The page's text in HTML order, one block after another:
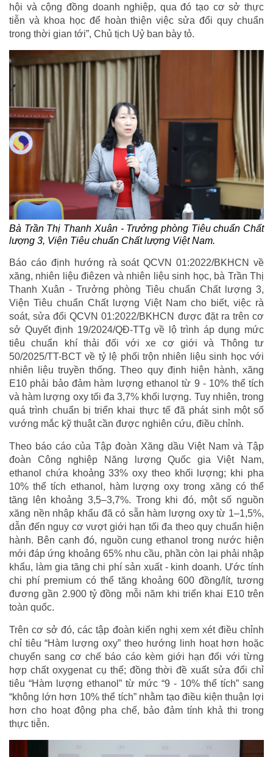
hội và cộng đồng doanh nghiệp, qua đó tạo cơ sở thực
tiễn và khoa học để hoàn thiện việc sửa đổi quy chuẩn
trong thời gian tới”, Chủ tịch Uỷ ban bày tỏ.
Bà Trần Thị Thanh Xuân - Trưởng phòng Tiêu chuẩn Chất
lượng 3, Viện Tiêu chuẩn Chất lượng Việt Nam.
Báo cáo định hướng rà soát QCVN 01:2022/BKHCN về
xăng, nhiên liệu điêzen và nhiên liệu sinh học, bà Trần Thị
Thanh Xuân - Trưởng phòng Tiêu chuẩn Chất lượng 3,
Viện Tiêu chuẩn Chất lượng Việt Nam cho biết, việc rà
soát, sửa đổi QCVN 01:2022/BKHCN được đặt ra trên cơ
sở Quyết định 19/2024/QĐ-TTg về lộ trình áp dụng mức
tiêu chuẩn khí thải đối với xe cơ giới và Thông tư
50/2025/TT-BCT về tỷ lệ phối trộn nhiên liệu sinh học với
nhiên liệu truyền thống. Theo quy định hiện hành, xăng
E10 phải bảo đảm hàm lượng ethanol từ 9 - 10% thể tích
và hàm lượng oxy tối đa 3,7% khối lượng. Tuy nhiên, trong
quá trình chuẩn bị triển khai thực tế đã phát sinh một số
vướng mắc kỹ thuật cần được nghiên cứu, điều chỉnh.
Theo báo cáo của Tập đoàn Xăng dầu Việt Nam và Tập
đoàn Công nghiệp Năng lượng Quốc gia Việt Nam,
ethanol chứa khoảng 33% oxy theo khối lượng; khi pha
10% thể tích ethanol, hàm lượng oxy trong xăng có thể
tăng lên khoảng 3,5–3,7%. Trong khi đó, một số nguồn
xăng nền nhập khẩu đã có sẵn hàm lượng oxy từ 1–1,5%,
dẫn đến nguy cơ vượt giới hạn tối đa theo quy chuẩn hiện
hành. Bên cạnh đó, nguồn cung ethanol trong nước hiện
mới đáp ứng khoảng 65% nhu cầu, phần còn lại phải nhập
khẩu, làm gia tăng chi phí sản xuất - kinh doanh. Ước tính
chi phí premium có thể tăng khoảng 600 đồng/lít, tương
đương gần 2.900 tỷ đồng mỗi năm khi triển khai E10 trên
toàn quốc.
Trên cơ sở đó, các tập đoàn kiến nghị xem xét điều chỉnh
chỉ tiêu “Hàm lượng oxy” theo hướng linh hoạt hơn hoặc
chuyển sang cơ chế báo cáo kèm giới hạn đối với từng
hợp chất oxygenat cụ thể; đồng thời đề xuất sửa đổi chỉ
tiêu “Hàm lượng ethanol” từ mức “9 - 10% thể tích” sang
“không lớn hơn 10% thể tích” nhằm tạo điều kiện thuận lợi
hơn cho hoạt động pha chế, bảo đảm tính khả thi trong
thực tiễn.